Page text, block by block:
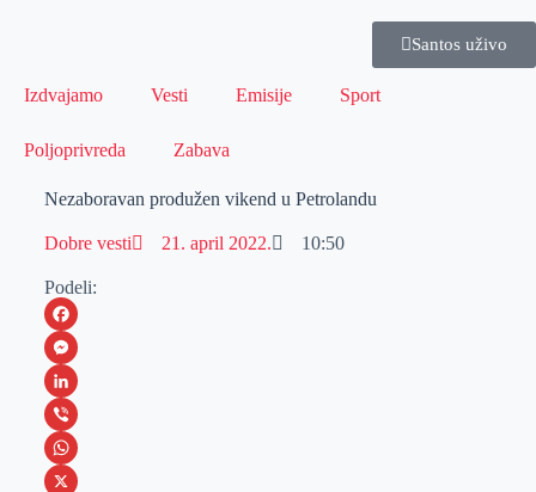
Santos uživo
Izdvajamo Vesti Emisije Sport
Poljoprivreda Zabava
Nezaboravan produžen vikend u Petrolandu
Dobre vesti 21. april 2022. 10:50
Podeli:
F
a
c
e
b
M
e
s
s
L
i
n
V
iW